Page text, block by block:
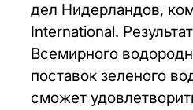
дел Нидерландов,
International.
Всемирного
поставок зеленого
сможет